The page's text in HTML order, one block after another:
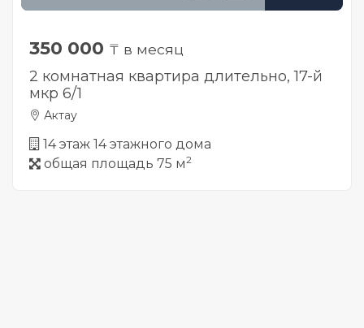
350 000 ₸ в месяц
2 комнатная квартира длительно, 17-й
мкр 6/1
Актау
14 этаж 14 этажного дома
общая площадь 75 м2